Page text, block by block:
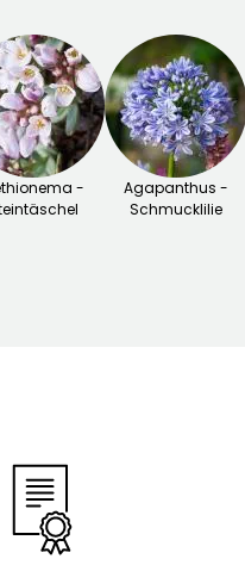
-
Agapanthus -
Schmucklilie